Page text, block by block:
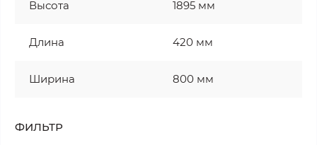
Высота 1895 мм
Длина 420 мм
Ширина 800 мм
ФИЛЬТР